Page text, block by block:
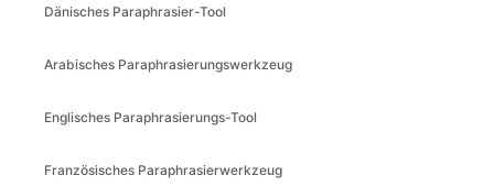
Dänisches Paraphrasier-Tool
Arabisches Paraphrasierungswerkzeug
Englisches Paraphrasierungs-Tool
Französisches Paraphrasierwerkzeug